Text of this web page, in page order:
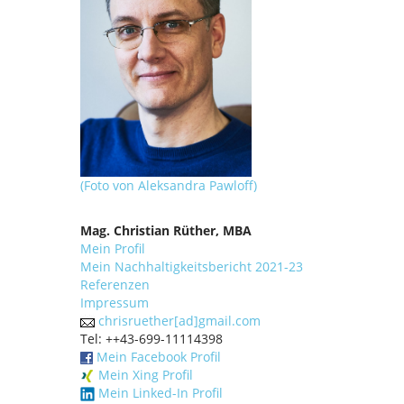
(Foto von Aleksandra Pawloff)
Mag. Christian Rüther, MBA
Mein Profil
Mein Nachhaltigkeitsbericht 2021-23
Referenzen
Impressum
chrisruether[ad]gmail.com
Tel: ++43-699-11114398
Mein Facebook Profil
Mein Xing Profil
Mein Linked-In Profil